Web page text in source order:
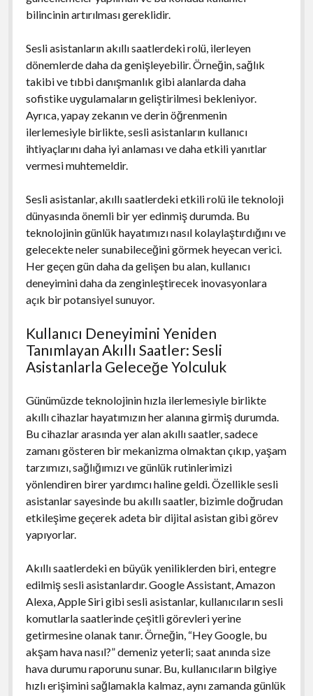
bilincinin artırılması gereklidir.
Sesli asistanların akıllı saatlerdeki rolü, ilerleyen
dönemlerde daha da genişleyebilir. Örneğin, sağlık
takibi ve tıbbi danışmanlık gibi alanlarda daha
sofistike uygulamaların geliştirilmesi bekleniyor.
Ayrıca, yapay zekanın ve derin öğrenmenin
ilerlemesiyle birlikte, sesli asistanların kullanıcı
ihtiyaçlarını daha iyi anlaması ve daha etkili yanıtlar
vermesi muhtemeldir.
Sesli asistanlar, akıllı saatlerdeki etkili rolü ile teknoloji
dünyasında önemli bir yer edinmiş durumda. Bu
teknolojinin günlük hayatımızı nasıl kolaylaştırdığını ve
gelecekte neler sunabileceğini görmek heyecan verici.
Her geçen gün daha da gelişen bu alan, kullanıcı
deneyimini daha da zenginleştirecek inovasyonlara
açık bir potansiyel sunuyor.
Kullanıcı Deneyimini Yeniden
Tanımlayan Akıllı Saatler: Sesli
Asistanlarla Geleceğe Yolculuk
Günümüzde teknolojinin hızla ilerlemesiyle birlikte
akıllı cihazlar hayatımızın her alanına girmiş durumda.
Bu cihazlar arasında yer alan akıllı saatler, sadece
zamanı gösteren bir mekanizma olmaktan çıkıp, yaşam
tarzımızı, sağlığımızı ve günlük rutinlerimizi
yönlendiren birer yardımcı haline geldi. Özellikle sesli
asistanlar sayesinde bu akıllı saatler, bizimle doğrudan
etkileşime geçerek adeta bir dijital asistan gibi görev
yapıyorlar.
Akıllı saatlerdeki en büyük yeniliklerden biri, entegre
edilmiş sesli asistanlardır. Google Assistant, Amazon
Alexa, Apple Siri gibi sesli asistanlar, kullanıcıların sesli
komutlarla saatlerinde çeşitli görevleri yerine
getirmesine olanak tanır. Örneğin, “Hey Google, bu
akşam hava nasıl?” demeniz yeterli; saat anında size
hava durumu raporunu sunar. Bu, kullanıcıların bilgiye
hızlı erişimini sağlamakla kalmaz, aynı zamanda günlük